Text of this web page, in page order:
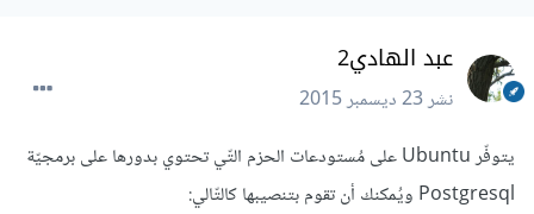
عبد الهادي2
نشر23 ديسمبر 2015
يتوفّر Ubuntu على مُستودعات الحزم التّي تحتوي بدورها على برمجيّة
Postgresql ويُمكنك أن تقوم بتنصيبها كالتّالي: